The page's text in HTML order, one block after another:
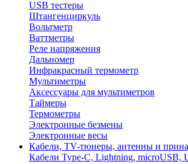
USB тестеры
Штангенциркуль
Вольтметр
Ваттметры
Реле напряжения
Дальномер
Инфракрасный термометр
Мультиметры
Аксессуары для мультиметров
Таймеры
Термометры
Электронные безмены
Электронные весы
Кабели, TV-тюнеры, антенны и
Кабели Type-C, Lightning, microUSB,